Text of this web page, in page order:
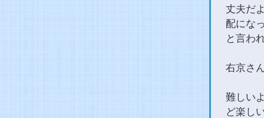
丈夫だ
配にな
と言わ
右京さ
難しい
ど楽し